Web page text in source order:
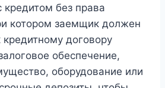
кредитом без права
котором заемщик должен
кредитному договору
обеспечение,
оборудование или